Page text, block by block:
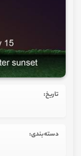
تاریخ:
دسته‌بندی: